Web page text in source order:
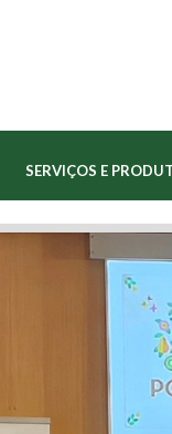
SERVIÇOS E